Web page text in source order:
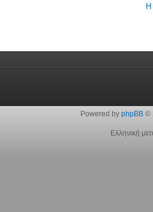
Η
Powered by phpBB©
Ελληνική